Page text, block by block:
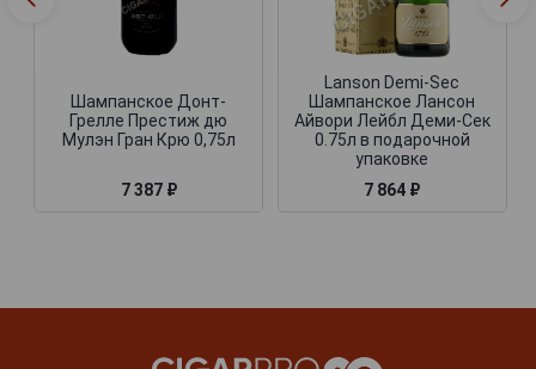
Шампанское Донт-
Грелле Престиж дю
Мулэн Гран Крю 0,75л
7 387 ₽
Lanson Demi-Sec
Шампанское Лансон
Айвори Лейбл Деми-Сек
0.75л в подарочной
упаковке
7 864 ₽